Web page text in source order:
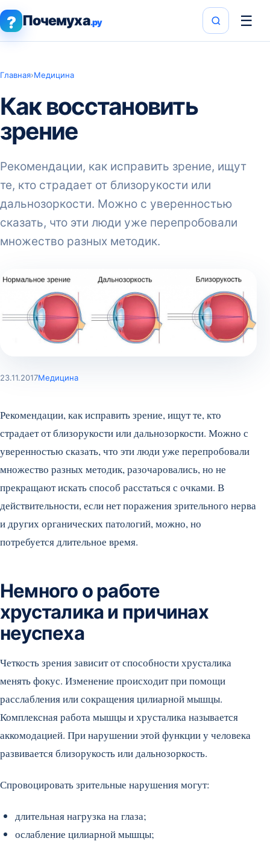
? Почемуха.ру ☰
Главная›Медицина
Как восстановить
зрение
Рекомендации, как исправить зрение, ищут
те, кто страдает от близорукости или
дальнозоркости. Можно с уверенностью
сказать, что эти люди уже перепробовали
множество разных методик.
23.11.2017Медицина
Рекомендации, как исправить зрение, ищут те, кто
страдает от близорукости или дальнозоркости. Можно с
уверенностью сказать, что эти люди уже перепробовали
множество разных методик, разочаровались, но не
прекращают искать способ расстаться с очками. В
действительности, если нет поражения зрительного нерва
и других органических патологий, можно, но
потребуется длительное время.
Немного о работе
хрусталика и причинах
неуспеха
Четкость зрения зависит от способности хрусталика
менять фокус. Изменение происходит при помощи
расслабления или сокращения цилиарной мышцы.
Комплексная работа мышцы и хрусталика называется
аккомодацией. При нарушении этой функции у человека
развивается близорукость или дальнозоркость.
Спровоцировать зрительные нарушения могут:
длительная нагрузка на глаза;
ослабление цилиарной мышцы;